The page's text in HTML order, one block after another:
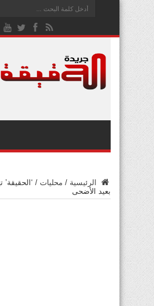
الرئيسية / محليات / ‘الحقيقة’
بعيد الأضحى